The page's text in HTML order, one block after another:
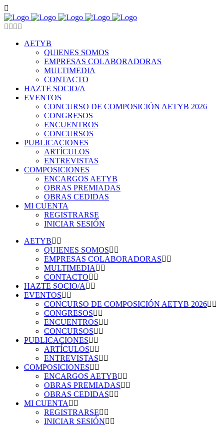
AETYB
QUIENES SOMOS
EMPRESAS COLABORADORAS
MULTIMEDIA
CONTACTO
HAZTE SOCIO/A
EVENTOS
CONCURSO DE COMPOSICIÓN AETYB 2026
CONGRESOS
ENCUENTROS
CONCURSOS
PUBLICACIONES
ARTÍCULOS
ENTREVISTAS
COMPOSICIONES
ENCARGOS AETYB
OBRAS PREMIADAS
OBRAS CEDIDAS
MI CUENTA
REGISTRARSE
INICIAR SESIÓN
AETYB
QUIENES SOMOS
EMPRESAS COLABORADORAS
MULTIMEDIA
CONTACTO
HAZTE SOCIO/A
EVENTOS
CONCURSO DE COMPOSICIÓN AETYB 2026
CONGRESOS
ENCUENTROS
CONCURSOS
PUBLICACIONES
ARTÍCULOS
ENTREVISTAS
COMPOSICIONES
ENCARGOS AETYB
OBRAS PREMIADAS
OBRAS CEDIDAS
MI CUENTA
REGISTRARSE
INICIAR SESIÓN